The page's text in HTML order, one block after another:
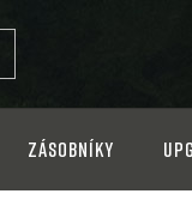
Zásobníky